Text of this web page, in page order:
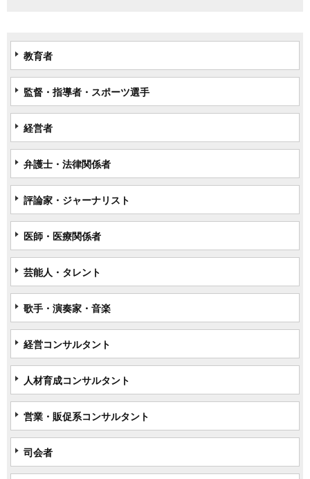
教育者
監督・指導者・スポーツ選手
経営者
弁護士・法律関係者
評論家・ジャーナリスト
医師・医療関係者
芸能人・タレント
歌手・演奏家・音楽
経営コンサルタント
人材育成コンサルタント
営業・販促系コンサルタント
司会者